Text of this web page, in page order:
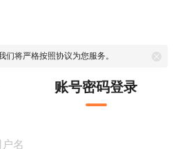
们将严格按照协议为您服务。
账号密码登录